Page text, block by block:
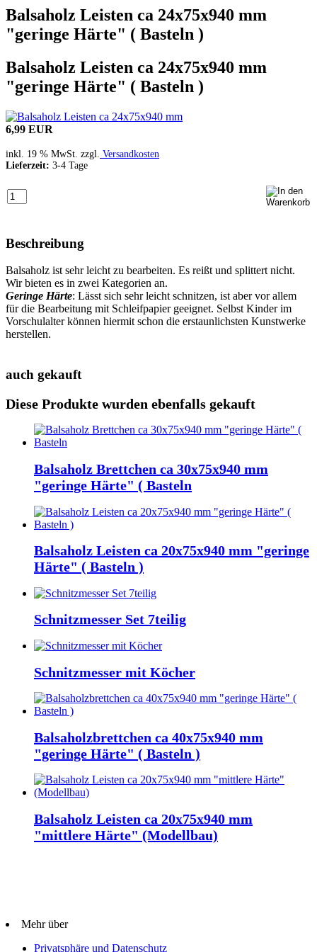
Balsaholz Leisten ca 24x75x940 mm
"geringe Härte" ( Basteln )
Balsaholz Leisten ca 24x75x940 mm
"geringe Härte" ( Basteln )
6,99 EUR
inkl. 19 % MwSt. zzgl. Versandkosten
Lieferzeit: 3-4 Tage
Beschreibung
Balsaholz ist sehr leicht zu bearbeiten. Es reißt und splittert nicht.
Wir bieten es in zwei Kategorien an.
Geringe Härte: Lässt sich sehr leicht schnitzen, ist aber vor allem
für die Bearbeitung mit Schleifpapier geeignet. Selbst Kinder im
Vorschulalter können hiermit schon die erstaunlichsten Kunstwerke
herstellen.
auch gekauft
Diese Produkte wurden ebenfalls gekauft
Balsaholz Brettchen ca 30x75x940 mm
"geringe Härte" ( Basteln
Balsaholz Leisten ca 20x75x940 mm "geringe
Härte" ( Basteln )
Schnitzmesser Set 7teilig
Schnitzmesser mit Köcher
Balsaholzbrettchen ca 40x75x940 mm
"geringe Härte" ( Basteln )
Balsaholz Leisten ca 20x75x940 mm
"mittlere Härte" (Modellbau)
Mehr über
Privatsphäre und Datenschutz